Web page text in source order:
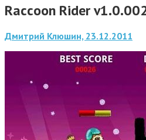
Raccoon Rider
Дмитрий Клюшин, 23.12.2011